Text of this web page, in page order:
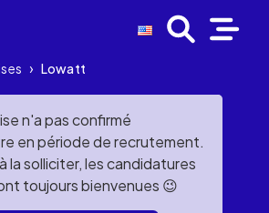
› Lowatt
n'a pas confirmé
en période de recrutement.
la solliciter, les candidatures
toujours bienvenues 😉